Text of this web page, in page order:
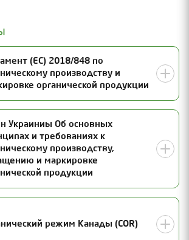
(ЕС) 2018/848 по
производству и
органической продукции
0000026.2025.002
Украиниы Об основных
и требованиях к
производству,
и маркировке
продукции
01
режим Канады (COR)